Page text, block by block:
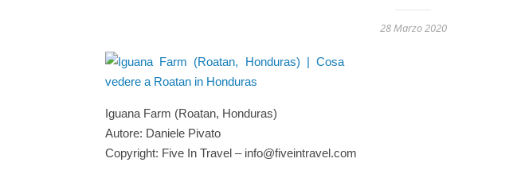
28 Marzo 2020
Iguana Farm (Roatan, Honduras)
Autore: Daniele Pivato
Copyright: Five In Travel – info@fiveintravel.com